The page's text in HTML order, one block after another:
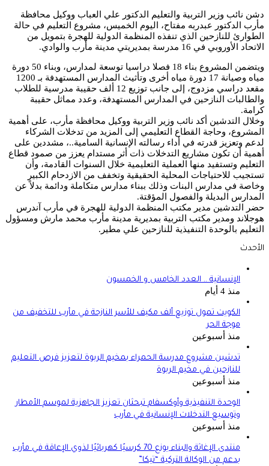
دشن نائب وزير التربية والتعليم الدكتور علي العباب ووكيل محافظة
مأرب الدكتور عبدربه مفتاح، اليوم الخميس، مشروع التعليم في حالة
الطوارئ للنازحين الذي تنفذه المنظمة الدولية للهجرة بتمويل من
الاتحاد الأوروبي في 16 مدرسة بمديريتي مدينة مأرب والوادي.
ويتضمن المشروع بناء 18 فصلا دراسيا توسعة لمدارس، وبناء 50 دورة
مياه وصيانة 17 دورة مياه أخرى وتأثيث المدارس المستهدفة بـ 1200
مقعد دراسي مزدوج، إلى جانب توزيع 12 ألف حقيبة مدرسية للطلاب
والطالبات النازحين في المدارس المستهدفة، وعدد مماثل حقيبة
كرامة.
وخلال التدشين أكد نائب وزير التربية ووكيل محافظة مأرب، على أهمية
المشروع، وحاجة القطاع التعليمي إلى المزيد من تدخلات الشركاء
لدعم وتعزيز قدرته في أداء رسالته الإنسانية السامية..، مشددين على
أهمية أن تكون مشاريع التدخلات ذات أثر مستدام يعزز من صمود قطاع
التعليم وتستفيد منها العملية التعليمية خلال السنوات القادمة، وأن
تستجيب للاحتياجات المحلية الحقيقية وتخفف من الازدحام الكبير
وخاصة في مدارس البنات وذلك ببناء مدارس متكاملة ودائمة بدلاً عن
المدارس البديلة والفصول المؤقتة.
حضر التدشين مدير مكتب المنظمة الدولية للهجرة في مأرب آندرس
هوجلاند ومدير مكتب التربية بمديرية مدينة مأرب محمد مارش ومسؤول
التعليم بالوحدة التنفيذية للنازحين علي مطير.
الأحدث
الإنسانية .. العدد الخامس و الخمسون
منذ 4 أيام
الكويت تمول توزيع ألف مكيف للأسر النازحة في مأرب للتخفيف من
موجة الحر
منذ أسبوعين
تدشين مشروع مدرسة الحمراء بمخيم الربوة لتعزيز فرص التعليم
للنازحين في مخيم الربوة
منذ أسبوعين
الوحدة التنفيذية وأوكسفام تبحثان تعزيز الجاهزية لموسم الأمطار
وتوسيع التدخلات الإنسانية في مأرب
منذ أسبوعين
منتدى الإغاثة والبناء يوزع 70 كرسيًا كهربائيًا لذوي الإعاقة في مأرب
بدعم من الوكالة التركية “تيكا”